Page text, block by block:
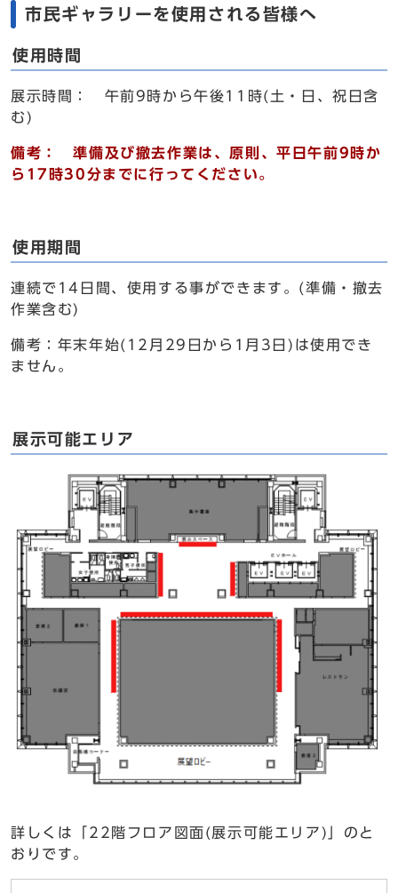
市民ギャラリーを使用される皆様へ
使用時間
展示時間： 午前9時から午後11時(土・日、祝日含
む)
備考： 準備及び撤去作業は、原則、平日午前9時か
ら17時30分までに行ってください。
使用期間
連続で14日間、使用する事ができます。(準備・撤去
作業含む)
備考：年末年始(12月29日から1月3日)は使用でき
ません。
展示可能エリア
詳しくは「22階フロア図面(展示可能エリア)」のと
おりです。